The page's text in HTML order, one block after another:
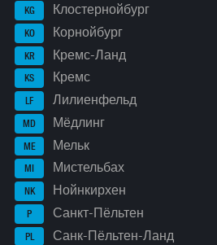
KG Клостернойбург
KO Корнойбург
KR Кремс-Ланд
KS Кремс
LF Лилиенфельд
MD Мёдлинг
ME Мельк
MI Мистельбах
NK Нойнкирхен
P Санкт-Пёльтен
PL Санк-Пёльтен-Ланд